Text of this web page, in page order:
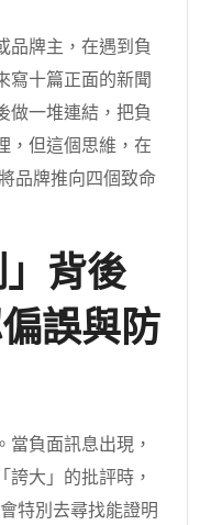
品牌主，在遇到負
寫十篇正面的新聞
做一堆連結，把負
，但這個思維，在
品牌推向四個致命
背後
誤與防
負面訊息出現，
大」的批評時，
特別去尋找能證明